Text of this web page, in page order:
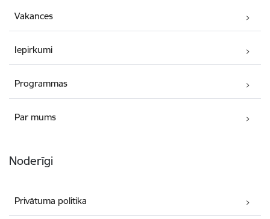
Vakances
Iepirkumi
Programmas
Par mums
Noderīgi
Privātuma politika